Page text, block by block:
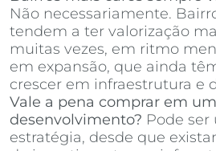
Não necessariamente.
tendem a ter valorização
muitas vezes, em ritmo
em expansão, que ainda
crescer em infraestrutura e
Vale a pena comprar em
desenvolvimento? Pode ser
estratégia, desde que